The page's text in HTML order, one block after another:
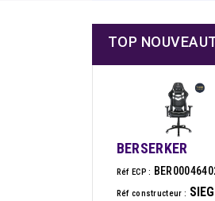
TOP
BERSERKER
Réf ECP :
Réf constructeur :